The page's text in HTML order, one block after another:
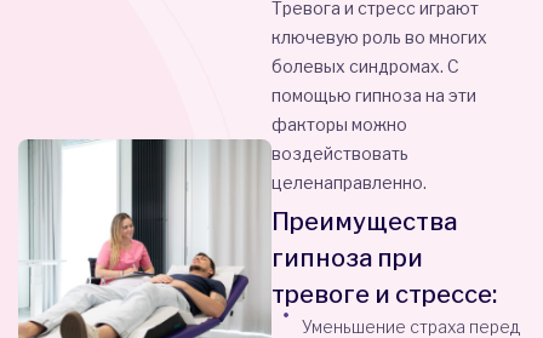
Тревога и стресс играют
ключевую роль во многих
болевых синдромах. С
помощью гипноза на эти
факторы можно
воздействовать
целенаправленно.
Преимущества
гипноза при
тревоге и стрессе:
Уменьшение страха перед